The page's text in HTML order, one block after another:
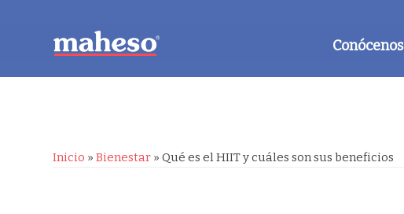
Conócenos
Inicio » Bienestar » Qué es el HIIT y cuáles son sus beneficios